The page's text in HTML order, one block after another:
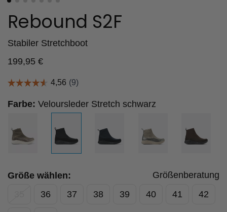
Rebound S2F
Stabiler Stretchboot
199,95 €
Farbe: Veloursleder Stretch schwarz
Größe wählen:
Größenberatung
36 37 38 39 40 41 42